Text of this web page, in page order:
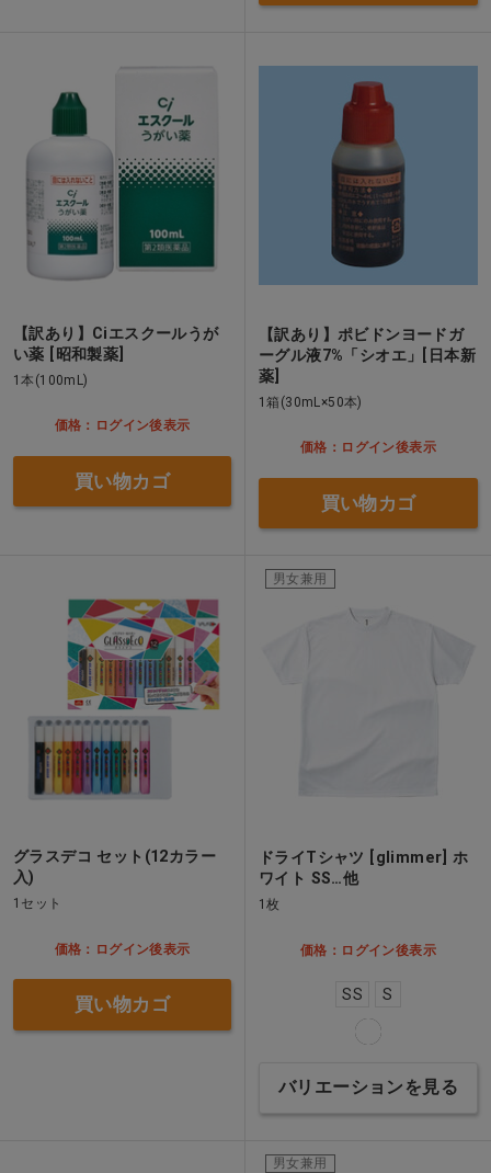
【訳あり】Ciエスクールうが
い薬 [昭和製薬]
1本(100mL)
価格：ログイン後表示
買い物カゴ
【訳あり】ポビドンヨードガ
ーグル液7%「シオエ」[日本新
薬]
1箱(30mL×50本)
価格：ログイン後表示
買い物カゴ
グラスデコ セット(12カラー
入)
1セット
価格：ログイン後表示
買い物カゴ
男女兼用
ドライTシャツ [glimmer] ホ
ワイト SS…他
1枚
価格：ログイン後表示
SS S
バリエーションを見る
男女兼用